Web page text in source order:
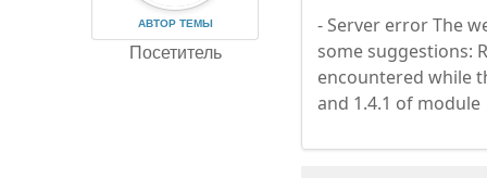
АВТОР ТЕМЫ
Посетитель
- Server error The
some suggestions:
encountered while
and 1.4.1 of module